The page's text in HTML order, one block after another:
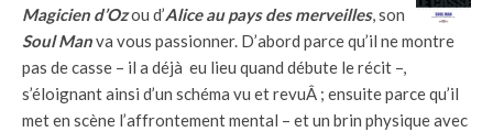
Magicien d’Ozou d’Alice au pays des merveilles, son
Soul Manva vous passionner. D’abord parce qu’il ne montre
pas de casse – il a déjà eu lieu quand débute le récit –,
s’éloignant ainsi d’un schéma vu et revuÂ ; ensuite parce qu’il
met en scène l’affrontement mental – et un brin physique avec